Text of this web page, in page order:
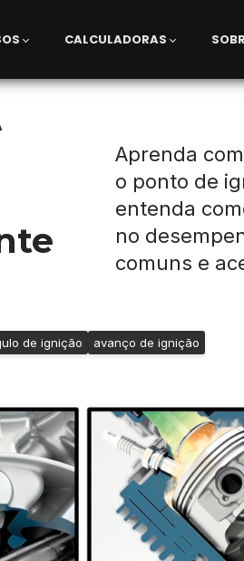
CALCULADORAS
Aprenda
o ponto de
entenda
no
comuns e
de ignição avanço de ignição